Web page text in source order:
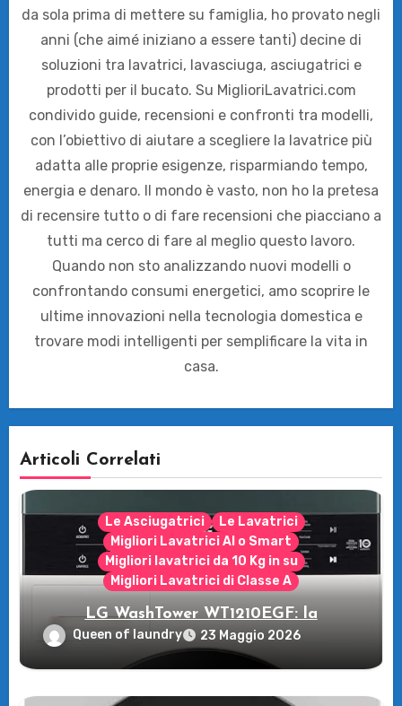
da sola prima di mettere su famiglia, ho provato negli
anni (che aimé iniziano a essere tanti) decine di
soluzioni tra lavatrici, lavasciuga, asciugatrici e
prodotti per il bucato. Su MiglioriLavatrici.com
condivido guide, recensioni e confronti tra modelli,
con l’obiettivo di aiutare a scegliere la lavatrice più
adatta alle proprie esigenze, risparmiando tempo,
energia e denaro. Il mondo è vasto, non ho la pretesa
di recensire tutto o di fare recensioni che piacciano a
tutti ma cerco di fare al meglio questo lavoro.
Quando non sto analizzando nuovi modelli o
confrontando consumi energetici, amo scoprire le
ultime innovazioni nella tecnologia domestica e
trovare modi intelligenti per semplificare la vita in
casa.
Articoli Correlati
Le Asciugatrici
Le Lavatrici
Migliori Lavatrici AI o Smart
Migliori lavatrici da 10 Kg in su
Migliori Lavatrici di Classe A
LG WashTower WT1210EGF: la
rivoluzione intelligente per il tuo bucato!
Queen of laundry 23 Maggio 2026